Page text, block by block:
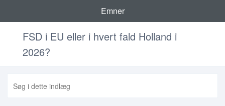
Emner
FSD i EU eller i hvert fald Holland i
2026?